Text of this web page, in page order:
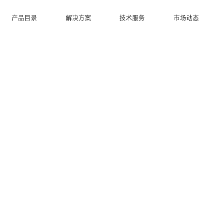
产品目录 解决方案 技术服务 市场动态